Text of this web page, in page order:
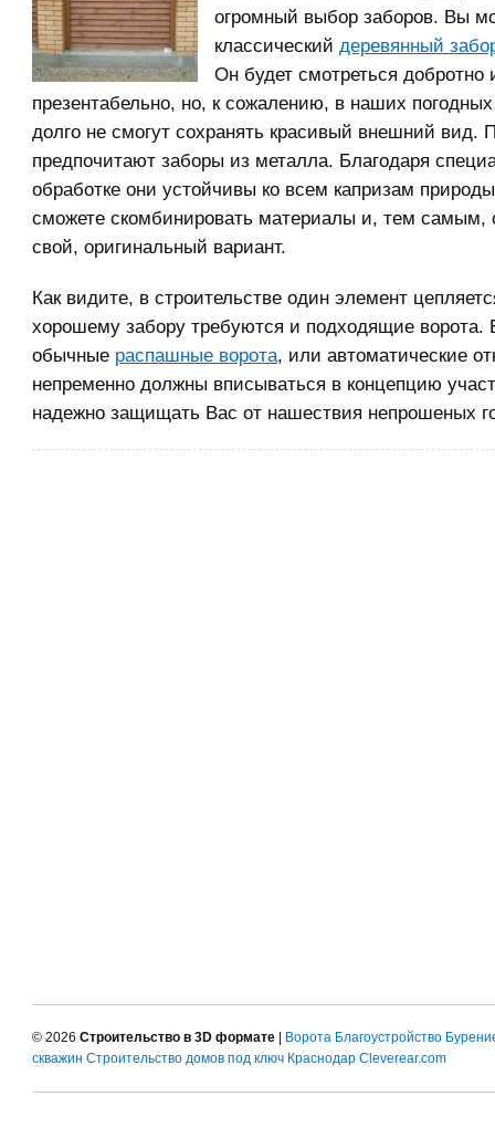
огромный выбор заборов. Вы
классический деревянный
Он будет смотреться добротно
презентабельно, но, к сожалению, в наших
долго не смогут сохранять красивый внешний вид.
предпочитают заборы из металла. Благодаря
обработке они устойчивы ко всем капризам
сможете скомбинировать материалы и, тем самым,
свой, оригинальный вариант.
Как видите, в строительстве один элемент
хорошему забору требуются и подходящие ворота.
обычные распашные ворота, или автоматические
непременно должны вписываться в концепцию
надежно защищать Вас от нашествия непрошеных
© 2026 Строительство в 3D формате | Ворота Благоустройство
скважин Строительство домов под ключ Краснодар Cleverear.com